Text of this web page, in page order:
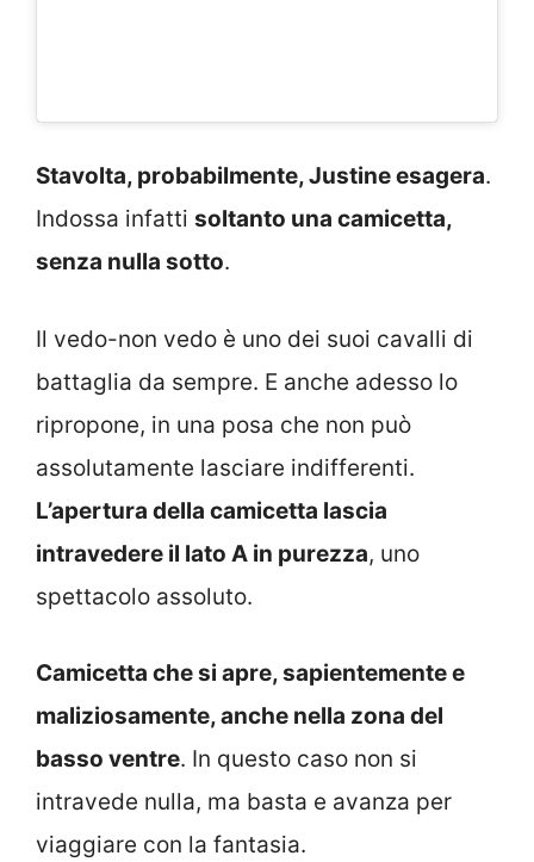
Stavolta, probabilmente, Justine esagera.
Indossa infatti soltanto una camicetta,
senza nulla sotto.
Il vedo-non vedo è uno dei suoi cavalli di
battaglia da sempre. E anche adesso lo
ripropone, in una posa che non può
assolutamente lasciare indifferenti.
L’apertura della camicetta lascia
intravedere il lato A in purezza, uno
spettacolo assoluto.
Camicetta che si apre, sapientemente e
maliziosamente, anche nella zona del
basso ventre. In questo caso non si
intravede nulla, ma basta e avanza per
viaggiare con la fantasia.